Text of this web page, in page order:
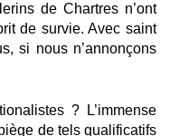
de Chartres n’ont
de survie. Avec saint
si nous n’annonçons
? L’immense
de tels qualificatifs